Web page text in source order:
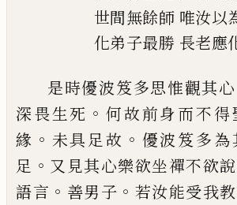
世間無餘師 唯汝以
化弟子最勝 長老應
是時優波笈多思惟觀其心
深畏生死 。 何故前身而不得
緣 。 未具足故 。 優波笈多為
足 。 又見其心樂欲坐禪不欲
語言 。 善男子 。 若汝能受我教